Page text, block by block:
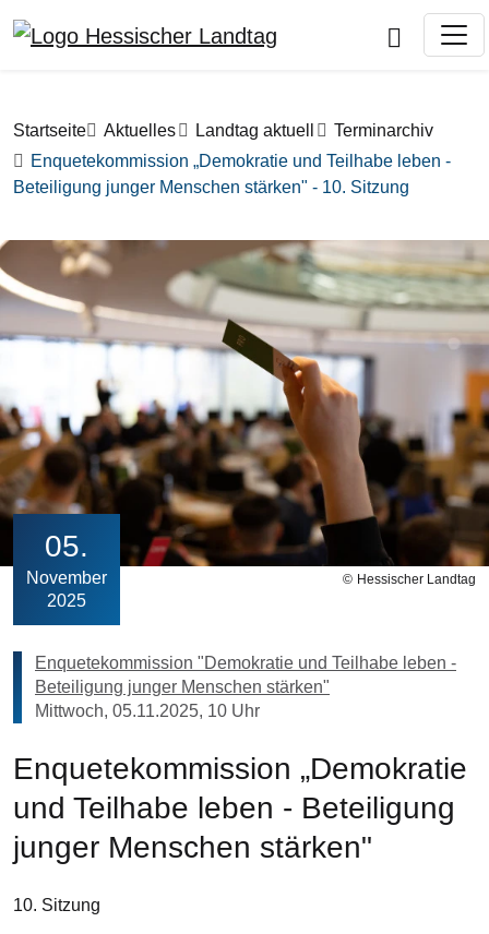
Pfadnavigation
Startseite Aktuelles Landtag aktuell
Terminarchiv
Enquetekommission „Demokratie und Teilhabe leben -
Beteiligung junger Menschen stärken" - 10. Sitzung
Bilddatei
Hessischer Landtag
05
November
2025
Enquetekommission "Demokratie und Teilhabe leben -
Beteiligung junger Menschen stärken"
Mittwoch, 05.11.2025, 10 Uhr
Enquetekommission „Demokratie
und Teilhabe leben - Beteiligung
junger Menschen stärken"
10. Sitzung